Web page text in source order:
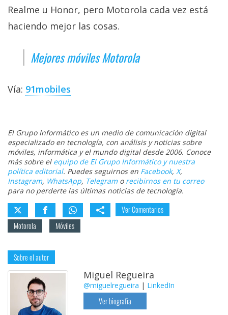
Realme u Honor, pero Motorola cada vez está
haciendo mejor las cosas.
Mejores móviles Motorola
Vía: 91mobiles
El Grupo Informático es un medio de comunicación digital
especializado en tecnología, con análisis y noticias sobre
móviles, informática y el mundo digital desde 2006. Conoce
más sobre el equipo de El Grupo Informático y nuestra
política editorial. Puedes seguirnos en Facebook, X,
Instagram, WhatsApp, Telegramo recibirnos en tu correo
para no perderte las últimas noticias de tecnología.
Ver Comentarios
Motorola
Móviles
Sobre el autor
Miguel Regueira
@miguelregueira | LinkedIn
Ver biografía